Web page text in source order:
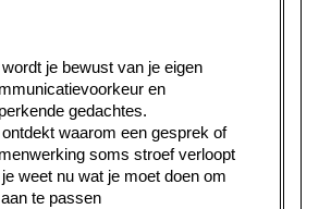
je bewust van je eigen
en
gedachtes.
waarom een gesprek of
soms stroef verloopt
weet nu wat je moet doen om
te passen